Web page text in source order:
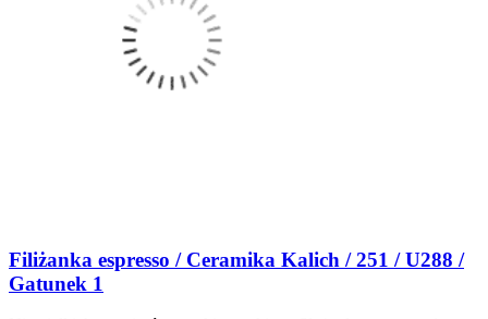
Filiżanka espresso / Ceramika Kalich / 251 / U288 /
Gatunek 1